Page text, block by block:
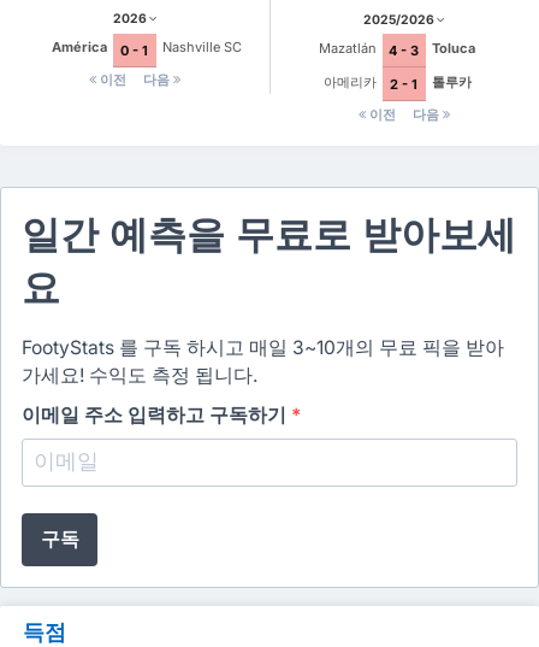
2026
América 0 - 1
Nashville SC
이전
다음
2025/2026
Mazatlán 4 - 3
Toluca
아메리카
2 - 1
톨루카
이전
다음
일간 예측을 무료로 받아보세
요
FootyStats 를 구독 하시고 매일 3~10개의 무료 픽을 받아
가세요! 수익도 측정 됩니다.
이메일 주소 입력하고 구독하기 *
구독
득점